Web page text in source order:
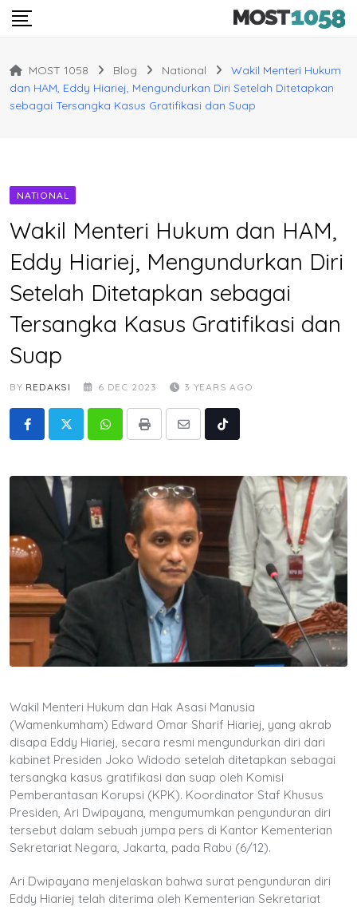
Skip
MOST 1058 Blog National
Wakil Menteri Hukum
dan HAM, Eddy Hiariej, Mengundurkan Diri Setelah Ditetapkan
sebagai Tersangka Kasus Gratifikasi dan Suap
NATIONAL
Wakil Menteri Hukum dan HAM,
Eddy Hiariej, Mengundurkan Diri
Setelah Ditetapkan sebagai
Tersangka Kasus Gratifikasi dan
Suap
BY REDAKSI 6 DEC 2023 3 YEARS AGO
WhatsappPrint
Share
Tiktok
Wakil Menteri Hukum dan Hak Asasi Manusia
(Wamenkumham) Edward Omar Sharif Hiariej, yang akrab
disapa Eddy Hiariej, secara resmi mengundurkan diri dari
kabinet Presiden Joko Widodo setelah ditetapkan sebagai
tersangka kasus gratifikasi dan suap oleh Komisi
Pemberantasan Korupsi (KPK). Koordinator Staf Khusus
Presiden, Ari Dwipayana, mengumumkan pengunduran diri
tersebut dalam sebuah jumpa pers di Kantor Kementerian
Sekretariat Negara, Jakarta, pada Rabu (6/12).
Ari Dwipayana menjelaskan bahwa surat pengunduran diri
Eddy Hiariej telah diterima oleh Kementerian Sekretariat